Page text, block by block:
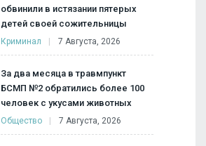
обвинили в истязании пятерых
детей своей сожительницы
Криминал 7 Августа, 2026
За два месяца в травмпункт
БСМП №2 обратились более 100
человек с укусами животных
Общество 7 Августа, 2026